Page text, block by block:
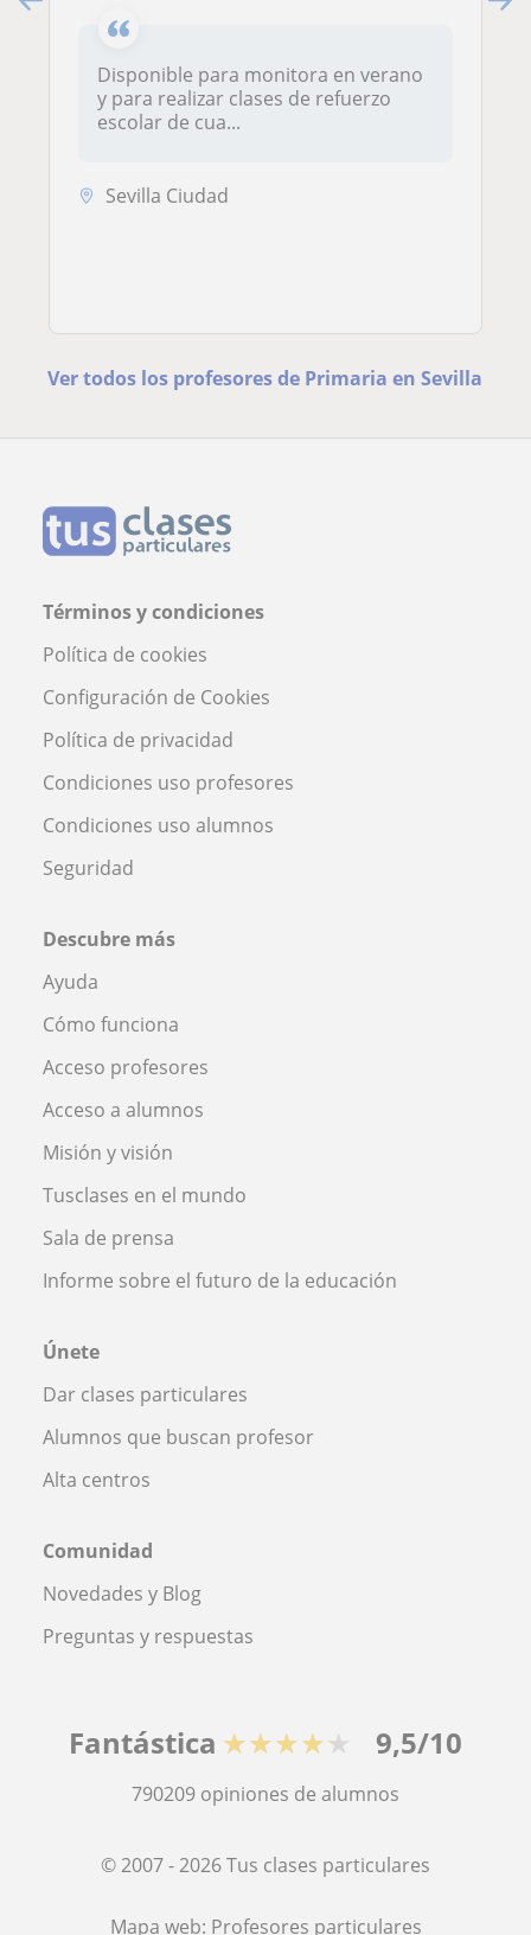
Disponible para monitora en verano
y para realizar clases de refuerzo
escolar de cua...
Sevilla Ciudad
Ver todos los profesores de Primaria en Sevilla
Términos y condiciones
Política de cookies
Configuración de Cookies
Política de privacidad
Condiciones uso profesores
Condiciones uso alumnos
Seguridad
Descubre más
Ayuda
Cómo funciona
Acceso profesores
Acceso a alumnos
Misión y visión
Tusclases en el mundo
Sala de prensa
Informe sobre el futuro de la educación
Únete
Dar clases particulares
Alumnos que buscan profesor
Alta centros
Comunidad
Novedades y Blog
Preguntas y respuestas
Fantástica ★★★★★ 9,5/10
790209 opiniones de alumnos
© 2007 - 2026 Tus clases particulares
Mapa web: Profesores particulares